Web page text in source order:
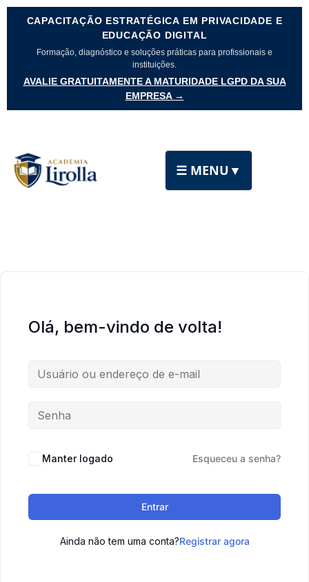
CAPACITAÇÃO ESTRATÉGICA EM PRIVACIDADE E
EDUCAÇÃO DIGITAL
Formação, diagnóstico e soluções práticas para profissionais e
instituições.
AVALIE GRATUITAMENTE A MATURIDADE LGPD DA SUA
EMPRESA →
☰ MENU ▼
Olá, bem-vindo de volta!
Manter logado Esqueceu a senha?
Entrar
Ainda não tem uma conta?Registrar agora